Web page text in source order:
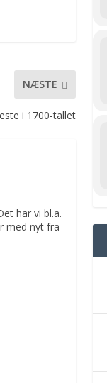
NÆSTE
i 1700-tallet
har vi bl.a.
med nyt fra